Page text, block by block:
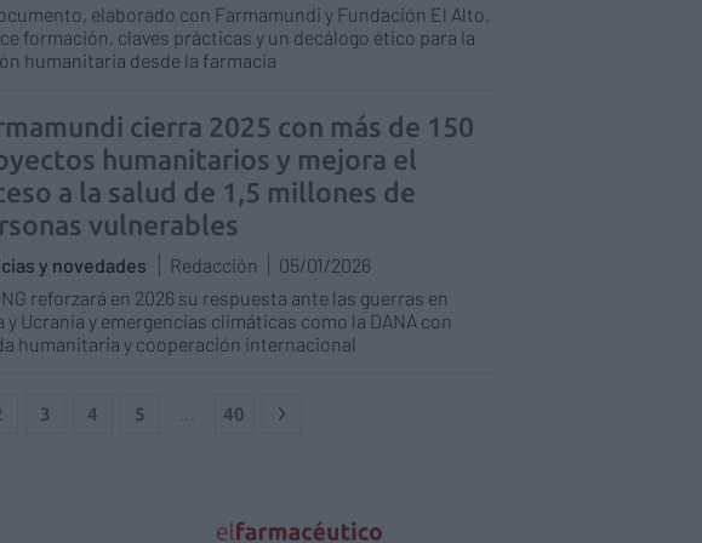
elaborado con Farmamundi y Fundación El Alto,
formación, claves prácticas y un decálogo ético para la
humanitaria desde la farmacia
cierra 2025 con más de 150
humanitarios y mejora el
a la salud de 1,5 millones de
vulnerables
y novedades Redacción
05/01/2026
reforzará en 2026 su respuesta ante las guerras en
y Ucrania y emergencias climáticas como la DANA con
humanitaria y cooperación internacional
3 4 5 40